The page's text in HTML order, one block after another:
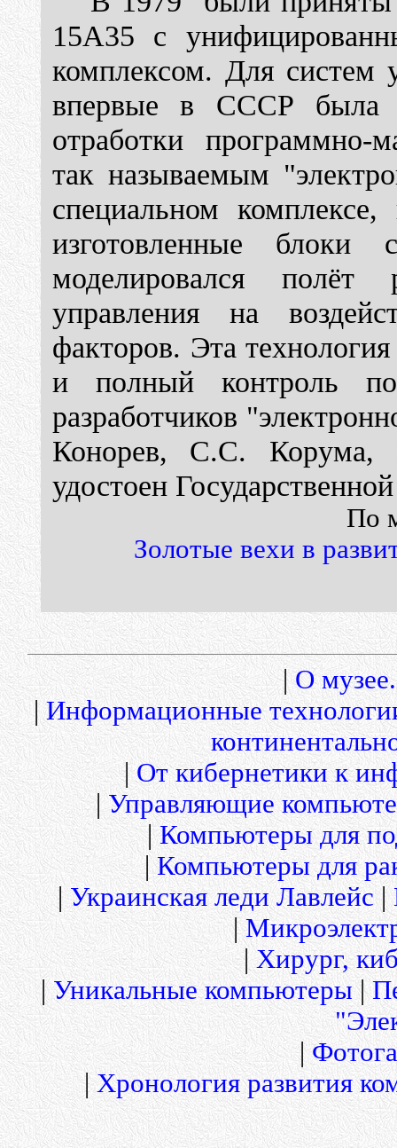
15А35 с
комплексом. Для систем
впервые в СССР была
отработки программно-
так называемым
специальном
изготовленные блоки
моделировался
управления на
факторов. Эта
и полный контроль
разработчиков
Конорев, С.С.
удостоен
По
Золотые вехи в
|О
|Информационные
|От кибернетики к
|Управляющие
|Компьютеры для
|Компьютеры для
| Украинская леди Лавлейс|
|
|Хирург,
|Уникальные компьютеры|
|
|Хронология развития